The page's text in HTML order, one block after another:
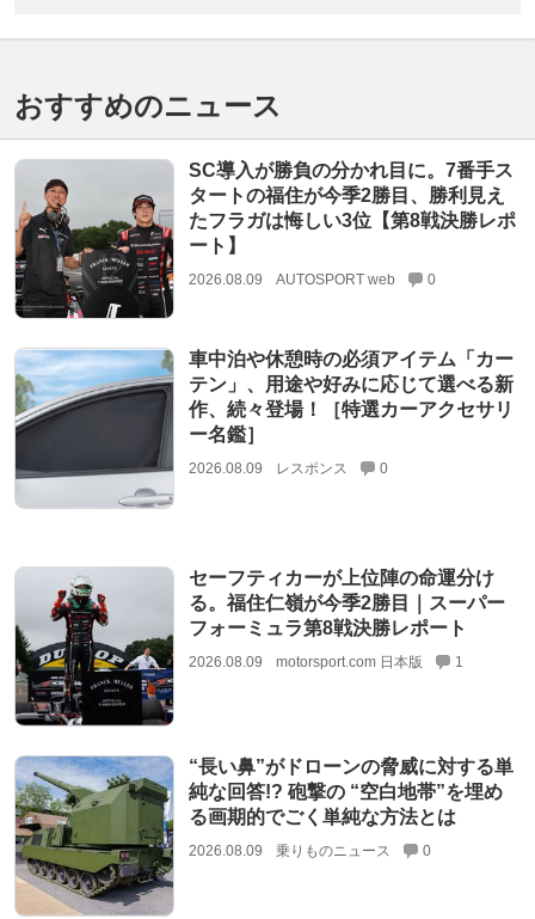
おすすめのニュース
SC導入が勝負の分かれ目に。7番手ス
タートの福住が今季2勝目、勝利見え
たフラガは悔しい3位【第8戦決勝レポ
ート】
2026.08.09 AUTOSPORT web 0
車中泊や休憩時の必須アイテム「カー
テン」、用途や好みに応じて選べる新
作、続々登場！［特選カーアクセサリ
ー名鑑］
2026.08.09 レスポンス 0
セーフティカーが上位陣の命運分け
る。福住仁嶺が今季2勝目｜スーパー
フォーミュラ第8戦決勝レポート
2026.08.09 motorsport.com 日本版 1
“長い鼻”がドローンの脅威に対する単
純な回答!? 砲撃の “空白地帯”を埋め
る画期的でごく単純な方法とは
2026.08.09 乗りものニュース 0